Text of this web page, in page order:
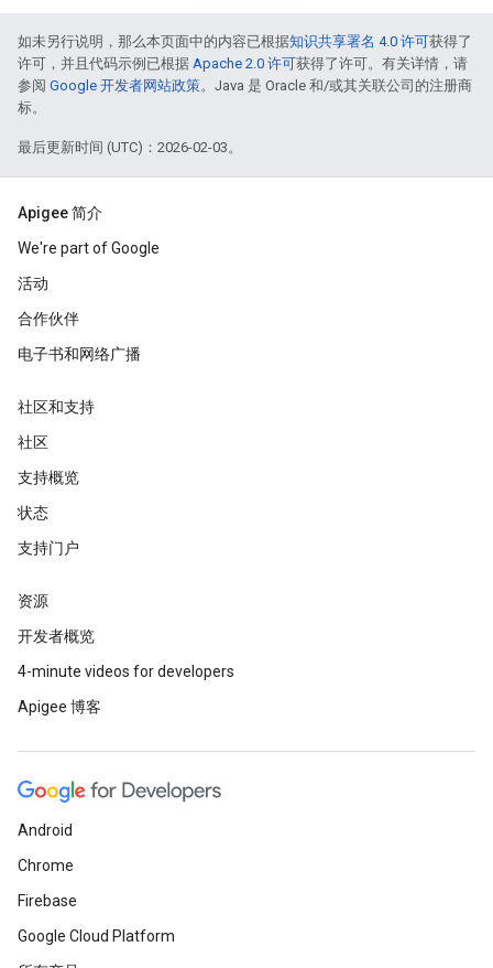
如未另行说明，那么本页面中的内容已根据知识共享署名 4.0 许可获得了
许可，并且代码示例已根据 Apache 2.0 许可获得了许可。有关详情，请
参阅 Google 开发者网站政策。Java 是 Oracle 和/或其关联公司的注册商
标。
最后更新时间 (UTC)：2026-02-03。
Apigee 简介
We're part of Google
活动
合作伙伴
电子书和网络广播
社区和支持
社区
支持概览
状态
支持门户
资源
开发者概览
4-minute videos for developers
Apigee 博客
Android
Chrome
Firebase
Google Cloud Platform